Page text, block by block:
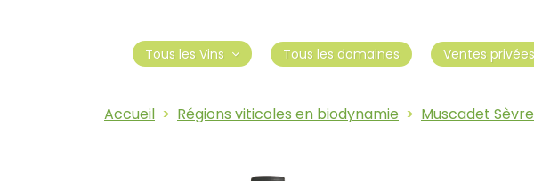
Tous les Vins Tous les domaines Ventes privées
Accueil Régions viticoles en biodynamie Muscadet